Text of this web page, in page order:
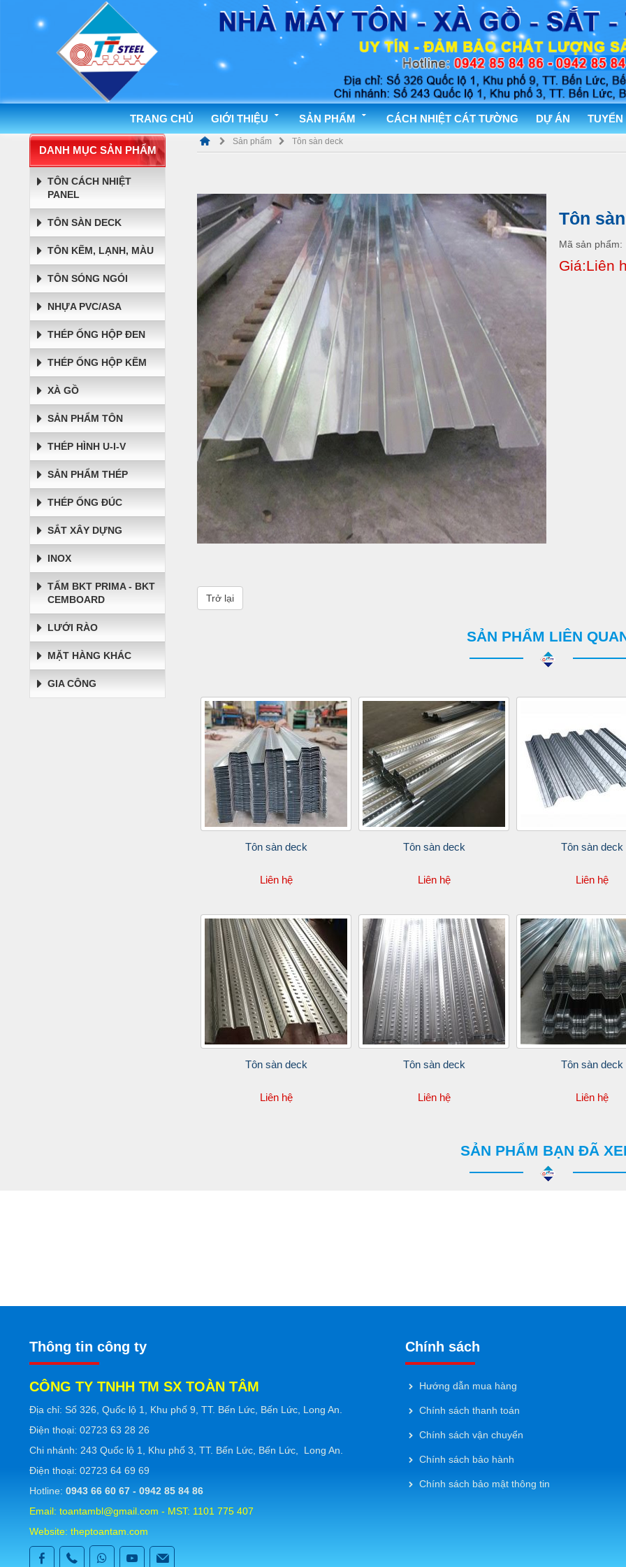
TRANG CHỦ GIỚI THIỆU SẢN PHẨM CÁCH NHIỆT CÁT TƯỜNG DỰ ÁN TUYỂN
Sản phẩm Tôn sàn deck
Tôn
Mã sản phẩm
Giá:Liên
Trở lại
SẢN PHẨM LIÊN
Tôn sàn deck
Liên hệ
Tôn sàn deck
Liên hệ
Tôn sàn deck
Liên hệ
Tôn sàn deck
Liên hệ
Tôn sàn deck
Liên hệ
Tôn sàn deck
Liên hệ
SẢN PHẨM BẠN ĐÃ
DANH MỤC SẢN PHẨM
TÔN CÁCH NHIỆT
PANEL
TÔN SÀN DECK
TÔN KẼM, LẠNH, MÀU
TÔN SÓNG NGÓI
NHỰA PVC/ASA
THÉP ỐNG HỘP ĐEN
THÉP ỐNG HỘP KẼM
XÀ GỒ
SẢN PHẨM TÔN
THÉP HÌNH U-I-V
SẢN PHẨM THÉP
THÉP ỐNG ĐÚC
SẮT XÂY DỰNG
INOX
TẤM BKT PRIMA - BKT
CEMBOARD
LƯỚI RÀO
MẶT HÀNG KHÁC
GIA CÔNG
Thông tin công ty
CÔNG TY TNHH TM SX TOÀN TÂM
Ðịa chỉ: Số 326, Quốc lộ 1, Khu phố 9, TT. Bến Lức, Bến Lức, Long An.
Ðiện thoại: 02723 63 28 26
Chi nhánh: 243 Quốc lộ 1, Khu phố 3, TT. Bến Lức, Bến Lức, Long An.
Ðiện thoại: 02723 64 69 69
Hotline: 0943 66 60 67 - 0942 85 84 86
Email: toantambl@gmail.com - MST: 1101 775 407
Website: theptoantam.com
Chính sách
Hướng dẫn mua hàng
Chính sách thanh toán
Chính sách vận chuyển
Chính sách bảo hành
Chính sách bảo mật thông tin